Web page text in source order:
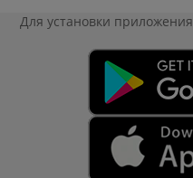
Для установки приложения